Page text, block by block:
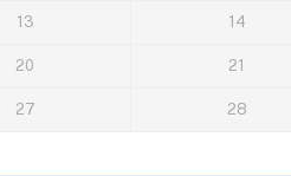
13 14
20 21
27 28